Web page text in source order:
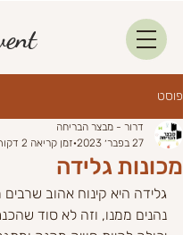
פוסט
מכונות גלידה
דרור - מבצר הבריחה
27 בפבר׳ 2023
זמן קריאה 2 דקות
גלידה היא קינוח אהוב
נהנים ממנו, וזה לא סוד